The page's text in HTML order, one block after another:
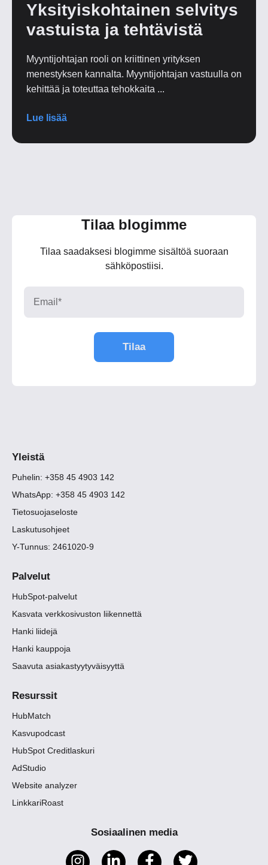
Yksityiskohtainen selvitys
vastuista ja tehtävistä
Myyntijohtajan rooli on kriittinen yrityksen
menestyksen kannalta. Myyntijohtajan vastuulla on
kehittää ja toteuttaa tehokkaita ...
Lue lisää
Tilaa blogimme
Tilaa saadaksesi blogimme sisältöä suoraan
sähköpostiisi.
Yleistä
Puhelin: +358 45 4903 142
WhatsApp: +358 45 4903 142
Tietosuojaseloste
Laskutusohjeet
Y-Tunnus: 2461020-9
Palvelut
HubSpot-palvelut
Kasvata verkkosivuston liikennettä
Hanki liidejä
Hanki kauppoja
Saavuta asiakastyytyväisyyttä
Resurssit
HubMatch
Kasvupodcast
HubSpot Creditlaskuri
AdStudio
Website analyzer
LinkkariRoast
Sosiaalinen media